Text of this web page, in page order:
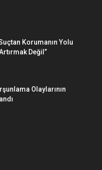
Korumanın Yolu
Değil”
Olaylarının